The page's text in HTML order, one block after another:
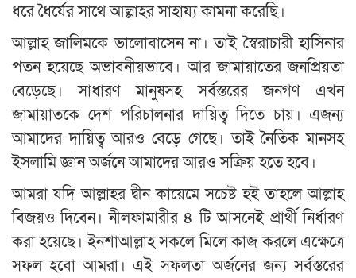
ধরে ধৈর্যের সাথে আল্লাহর সাহায্য কামনা করেছি।
আল্লাহ জালিমকে ভালোবাসেন না। তাই স্বৈরাচারী হাসিনার
পতন হয়েছে অভাবনীয়ভাবে। আর জামায়াতের জনপ্রিয়তা
বেড়েছে। সাধারণ মানুষসহ সর্বস্তরের জনগণ এখন
জামায়াতকে দেশ পরিচালনার দায়িত্ব দিতে চায়। এজন্য
আমাদের দায়িত্ব আরও বেড়ে গেছে। তাই নৈতিক মানসহ
ইসলামি জ্ঞান অর্জনে আমাদের আরও সক্রিয় হতে হবে।
আমরা যদি আল্লাহর দ্বীন কায়েমে সচেষ্ট হই তাহলে আল্লাহ
বিজয়ও দিবেন। নীলফামারীর ৪ টি আসনেই প্রার্থী নির্ধারণ
করা হয়েছে। ইনশাআল্লাহ সকলে মিলে কাজ করলে এক্ষেত্রে
সফল হবো আমরা। এই সফলতা অর্জনের জন্য সর্বস্তরের